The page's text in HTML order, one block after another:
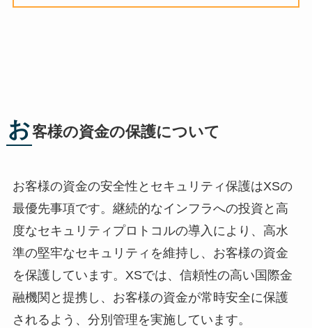
お客様の資金の保護について
お客様の資金の安全性とセキュリティ保護はXSの
最優先事項です。継続的なインフラへの投資と高
度なセキュリティプロトコルの導入により、高水
準の堅牢なセキュリティを維持し、お客様の資金
を保護しています。XSでは、信頼性の高い国際金
融機関と提携し、お客様の資金が常時安全に保護
されるよう、分別管理を実施しています。